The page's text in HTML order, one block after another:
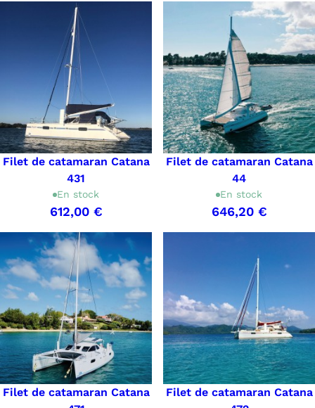
Filet de catamaran Catana
431
En stock
612,00 €
Filet de catamaran Catana
44
En stock
646,20 €
Filet de catamaran Catana
Filet de catamaran Catana